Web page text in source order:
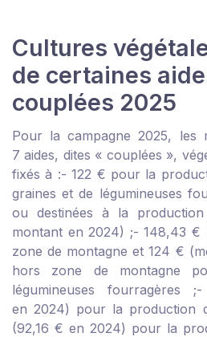
Cultures
de certaines
couplées 2025
Pour la campagne 2025, les
7 aides, dites « couplées »,
fixés à :- 122 € pour la
graines et de légumineuses
ou destinées à la
montant en 2024) ;- 148,43 €
zone de montagne et 124 €
hors zone de montagne
légumineuses fourragères ;-
en 2024) pour la production
(92,16 € en 2024) pour la